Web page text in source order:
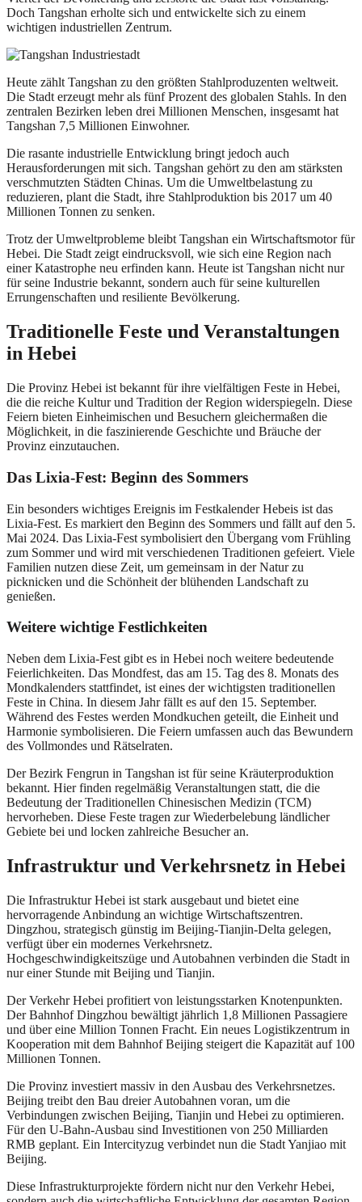
Doch Tangshan erholte sich und entwickelte sich zu einem
wichtigen industriellen Zentrum.
Heute zählt Tangshan zu den größten Stahlproduzenten weltweit.
Die Stadt erzeugt mehr als fünf Prozent des globalen Stahls. In den
zentralen Bezirken leben drei Millionen Menschen, insgesamt hat
Tangshan 7,5 Millionen Einwohner.
Die rasante industrielle Entwicklung bringt jedoch auch
Herausforderungen mit sich. Tangshan gehört zu den am stärksten
verschmutzten Städten Chinas. Um die Umweltbelastung zu
reduzieren, plant die Stadt, ihre Stahlproduktion bis 2017 um 40
Millionen Tonnen zu senken.
Trotz der Umweltprobleme bleibt Tangshan ein Wirtschaftsmotor für
Hebei. Die Stadt zeigt eindrucksvoll, wie sich eine Region nach
einer Katastrophe neu erfinden kann. Heute ist Tangshan nicht nur
für seine Industrie bekannt, sondern auch für seine kulturellen
Errungenschaften und resiliente Bevölkerung.
Traditionelle Feste und Veranstaltungen
in Hebei
Die Provinz Hebei ist bekannt für ihre vielfältigen Feste in Hebei,
die die reiche Kultur und Tradition der Region widerspiegeln. Diese
Feiern bieten Einheimischen und Besuchern gleichermaßen die
Möglichkeit, in die faszinierende Geschichte und Bräuche der
Provinz einzutauchen.
Das Lixia-Fest: Beginn des Sommers
Ein besonders wichtiges Ereignis im Festkalender Hebeis ist das
Lixia-Fest. Es markiert den Beginn des Sommers und fällt auf den 5.
Mai 2024. Das Lixia-Fest symbolisiert den Übergang vom Frühling
zum Sommer und wird mit verschiedenen Traditionen gefeiert. Viele
Familien nutzen diese Zeit, um gemeinsam in der Natur zu
picknicken und die Schönheit der blühenden Landschaft zu
genießen.
Weitere wichtige Festlichkeiten
Neben dem Lixia-Fest gibt es in Hebei noch weitere bedeutende
Feierlichkeiten. Das Mondfest, das am 15. Tag des 8. Monats des
Mondkalenders stattfindet, ist eines der wichtigsten traditionellen
Feste in China. In diesem Jahr fällt es auf den 15. September.
Während des Festes werden Mondkuchen geteilt, die Einheit und
Harmonie symbolisieren. Die Feiern umfassen auch das Bewundern
des Vollmondes und Rätselraten.
Der Bezirk Fengrun in Tangshan ist für seine Kräuterproduktion
bekannt. Hier finden regelmäßig Veranstaltungen statt, die die
Bedeutung der Traditionellen Chinesischen Medizin (TCM)
hervorheben. Diese Feste tragen zur Wiederbelebung ländlicher
Gebiete bei und locken zahlreiche Besucher an.
Infrastruktur und Verkehrsnetz in Hebei
Die Infrastruktur Hebei ist stark ausgebaut und bietet eine
hervorragende Anbindung an wichtige Wirtschaftszentren.
Dingzhou, strategisch günstig im Beijing-Tianjin-Delta gelegen,
verfügt über ein modernes Verkehrsnetz.
Hochgeschwindigkeitszüge und Autobahnen verbinden die Stadt in
nur einer Stunde mit Beijing und Tianjin.
Der Verkehr Hebei profitiert von leistungsstarken Knotenpunkten.
Der Bahnhof Dingzhou bewältigt jährlich 1,8 Millionen Passagiere
und über eine Million Tonnen Fracht. Ein neues Logistikzentrum in
Kooperation mit dem Bahnhof Beijing steigert die Kapazität auf 100
Millionen Tonnen.
Die Provinz investiert massiv in den Ausbau des Verkehrsnetzes.
Beijing treibt den Bau dreier Autobahnen voran, um die
Verbindungen zwischen Beijing, Tianjin und Hebei zu optimieren.
Für den U-Bahn-Ausbau sind Investitionen von 250 Milliarden
RMB geplant. Ein Intercityzug verbindet nun die Stadt Yanjiao mit
Beijing.
Diese Infrastrukturprojekte fördern nicht nur den Verkehr Hebei,